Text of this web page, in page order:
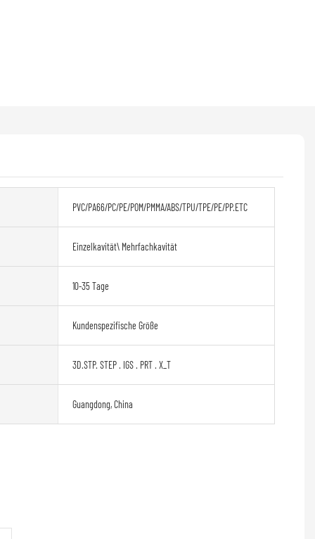
PVC/PA66/PC/PE/POM/PMMA/ABS/TPU/TPE/PE/PP.ETC
Einzelkavität\ Mehrfachkavität
10-35 Tage
Kundenspezifische Größe
3D.STP. STEP . IGS . PRT . X_T
Guangdong, China